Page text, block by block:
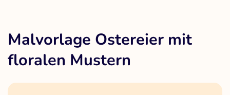
Malvorlage Ostereier mit
floralen Mustern